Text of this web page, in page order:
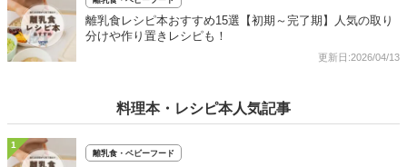
離乳食レシピ本おすすめ15選【初期～完了期】人気の取り
分けや作り置きレシピも！
更新日:2026/04/13
料理本・レシピ本人気記事
1
離乳食・ベビーフード